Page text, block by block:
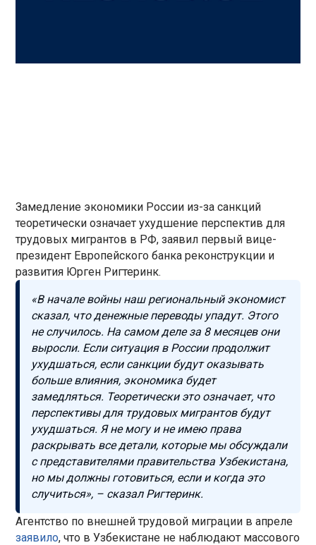
Замедление экономики России из-за санкций
теоретически означает ухудшение перспектив для
трудовых мигрантов в РФ, заявил первый вице-
президент Европейского банка реконструкции и
развития Юрген Ригтеринк.
«В начале войны наш региональный экономист
сказал, что денежные переводы упадут. Этого
не случилось. На самом деле за 8 месяцев они
выросли. Если ситуация в России продолжит
ухудшаться, если санкции будут оказывать
больше влияния, экономика будет
замедляться. Теоретически это означает, что
перспективы для трудовых мигрантов будут
ухудшаться. Я не могу и не имею права
раскрывать все детали, которые мы обсуждали
с представителями правительства Узбекистана,
но мы должны готовиться, если и когда это
случиться», – сказал Ригтеринк.
Агентство по внешней трудовой миграции в апреле
заявило, что в Узбекистане не наблюдают массового